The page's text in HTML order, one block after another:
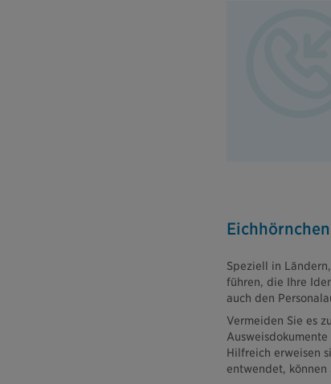
Speziell in
führen, die Ihre
auch den
Vermeiden Sie es
Hilfreich erweisen
entwendet,